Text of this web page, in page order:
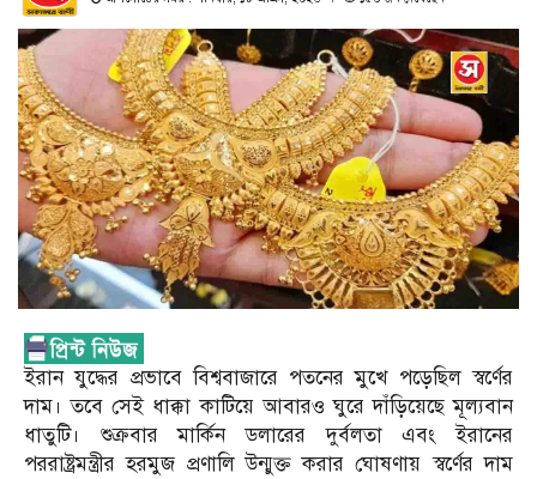
ইরান যুদ্ধের প্রভাবে বিশ্ববাজারে পতনের মুখে পড়েছিল স্বর্ণের
দাম। তবে সেই ধাক্কা কাটিয়ে আবারও ঘুরে দাঁড়িয়েছে মূল্যবান
ধাতুটি। শুক্রবার মার্কিন ডলারের দুর্বলতা এবং ইরানের
পররাষ্ট্রমন্ত্রীর হরমুজ প্রণালি উন্মুক্ত করার ঘোষণায় স্বর্ণের দাম